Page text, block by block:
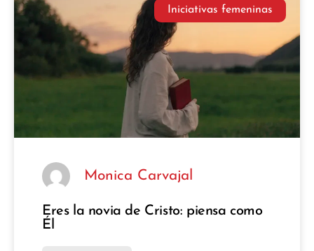
Iniciativas femeninas
Monica Carvajal
Eres la novia de Cristo: piensa como
Él